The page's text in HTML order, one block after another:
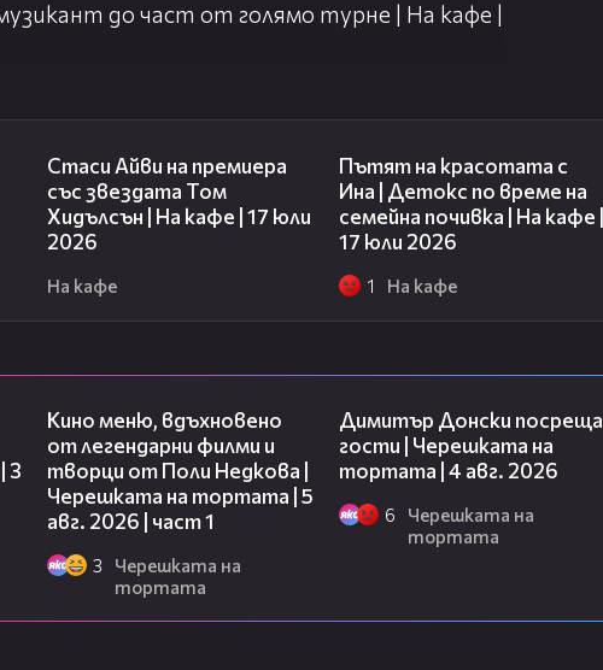
до част от голямо турне | На кафе |
Стаси Айви на премиера
със звездата Том
Хидълсън | На кафе | 17 юли
2026
На кафе
Пътят на красотата с
Ина | Детокс по време на
семейна почивка | На кафе |
17 юли 2026
1 На кафе
3
Кино меню, вдъхновено
от легендарни филми и
творци от Поли Недкова |
Черешката на тортата | 5
авг. 2026 | част 1
3
Черешката на
тортата
Димитър Донски посреща
гости | Черешката на
тортата | 4 авг. 2026
6
Черешката на
тортата